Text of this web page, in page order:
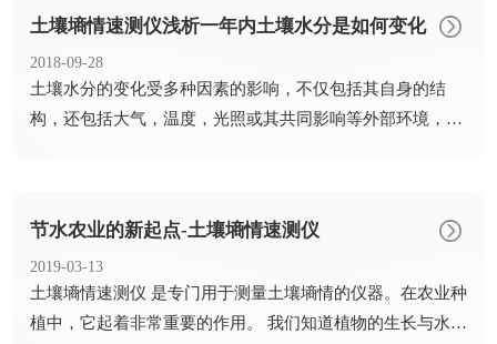
土壤墒情速测仪浅析一年内土壤水分是如何变化
2018-09-28
​土壤水分的变化受多种因素的影响，不仅包括其自身的结
构，还包括大气，温度，光照或其共同影响等外部环境，而
节水农业的新起点-土壤墒情速测仪
2019-03-13
​土壤墒情速测仪 是专门用于测量土壤墒情的仪器。在农业种
植中，它起着非常重要的作用。 我们知道植物的生长与水不